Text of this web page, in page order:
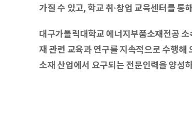
가질 수 있고, 학교 취 ·창업 교육센터를 통
대구가톨릭대학교 에너지부품소재전공
재 관련 교육과 연구를 지속적으로 수행해
소재산업에서 요구되는 전문인력을 양성